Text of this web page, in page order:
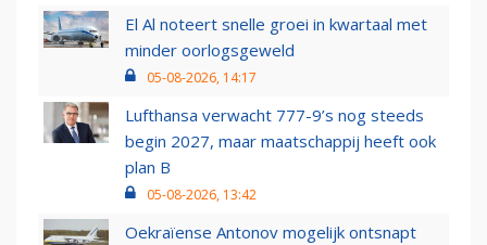
El Al noteert snelle groei in kwartaal met
minder oorlogsgeweld
05-08-2026, 14:17
Lufthansa verwacht 777-9’s nog steeds
begin 2027, maar maatschappij heeft ook
plan B
05-08-2026, 13:42
Oekraïense Antonov mogelijk ontsnapt